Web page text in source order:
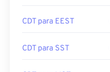
CDT para EEST
CDT para SST